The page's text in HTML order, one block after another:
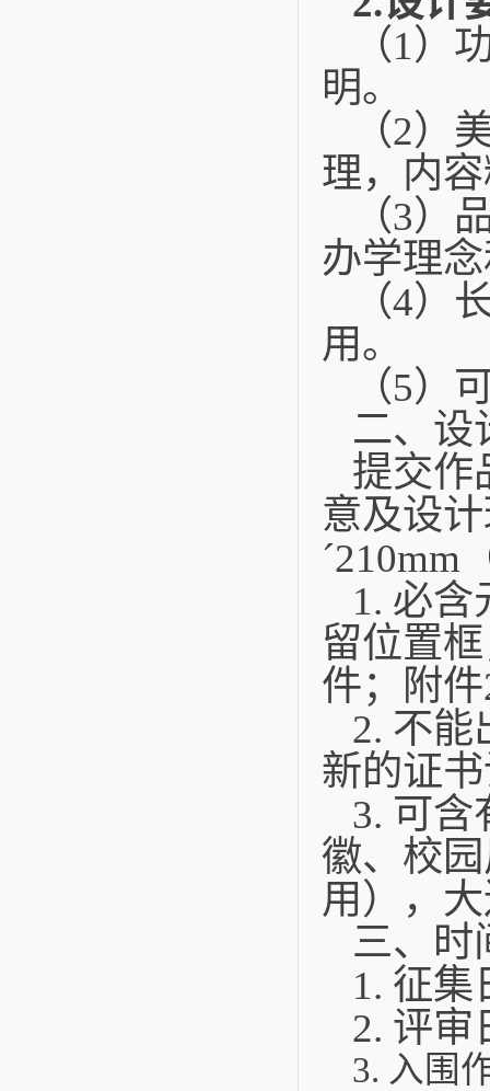
（1）
明。
（2）
理，内
（3）
办学理
（4）
用。
（5）
二、设
提交作
意及设
´210mm
1. 必
留位置
件；附
2. 不能
新的证
3. 可
徽、校
用），
三、时
1. 征集
2. 评审
3. 入围